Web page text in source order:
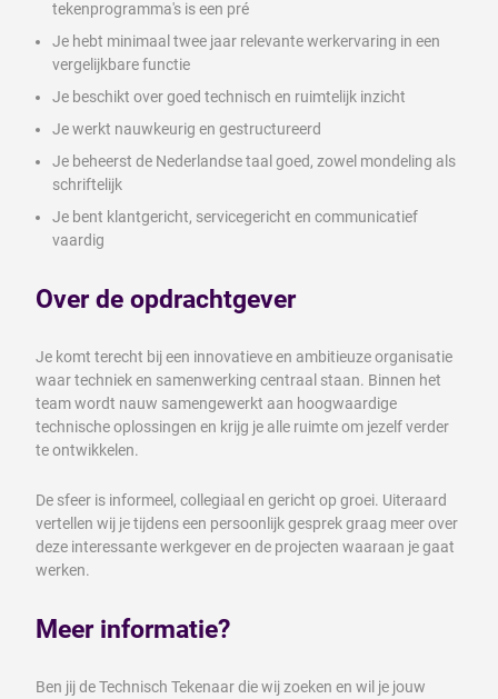
tekenprogramma's is een pré
Je hebt minimaal twee jaar relevante werkervaring in een
vergelijkbare functie
Je beschikt over goed technisch en ruimtelijk inzicht
Je werkt nauwkeurig en gestructureerd
Je beheerst de Nederlandse taal goed, zowel mondeling als
schriftelijk
Je bent klantgericht, servicegericht en communicatief
vaardig
Over de opdrachtgever
Je komt terecht bij een innovatieve en ambitieuze organisatie
waar techniek en samenwerking centraal staan. Binnen het
team wordt nauw samengewerkt aan hoogwaardige
technische oplossingen en krijg je alle ruimte om jezelf verder
te ontwikkelen.
De sfeer is informeel, collegiaal en gericht op groei. Uiteraard
vertellen wij je tijdens een persoonlijk gesprek graag meer over
deze interessante werkgever en de projecten waaraan je gaat
werken.
Meer informatie?
Ben jij de Technisch Tekenaar die wij zoeken en wil je jouw